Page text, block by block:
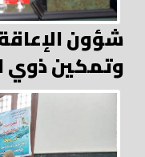
شؤون
وتمكين ذوي